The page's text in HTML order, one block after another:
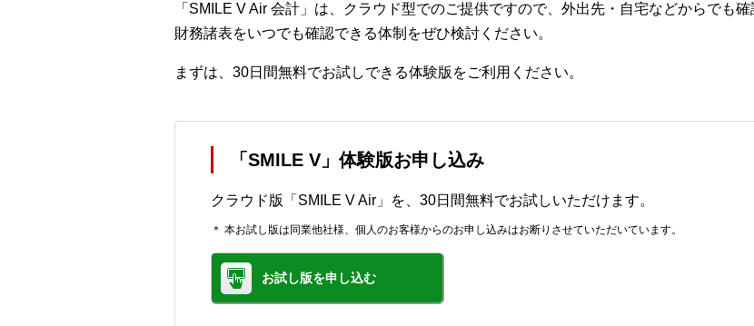
「SMILE V Air 会計」は、クラウド型でのご提供ですので、外出先・自宅などからでも
財務諸表をいつでも確認できる体制をぜひ検討ください。
まずは、30日間無料でお試しできる体験版をご利用ください。
「SMILE V」体験版お申し込み
クラウド版「SMILE V Air」を、30日間無料でお試しいただけます。
＊ 本お試し版は同業他社様、個人のお客様からのお申し込みはお断りさせていただいています。
お試し版を申し込む